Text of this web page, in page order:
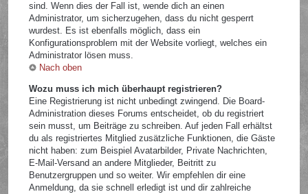
sind. Wenn dies der Fall ist, wende dich an einen
Administrator, um sicherzugehen, dass du nicht gesperrt
wurdest. Es ist ebenfalls möglich, dass ein
Konfigurationsproblem mit der Website vorliegt, welches ein
Administrator lösen muss.
Nach oben
Wozu muss ich mich überhaupt registrieren?
Eine Registrierung ist nicht unbedingt zwingend. Die Board-
Administration dieses Forums entscheidet, ob du registriert
sein musst, um Beiträge zu schreiben. Auf jeden Fall erhältst
du als registriertes Mitglied zusätzliche Funktionen, die Gäste
nicht haben: zum Beispiel Avatarbilder, Private Nachrichten,
E-Mail-Versand an andere Mitglieder, Beitritt zu
Benutzergruppen und so weiter. Wir empfehlen dir eine
Anmeldung, da sie schnell erledigt ist und dir zahlreiche